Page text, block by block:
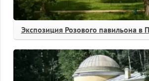
Экспозиция Розового павильона в